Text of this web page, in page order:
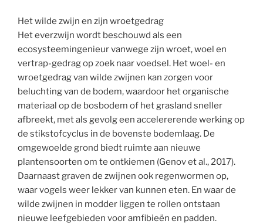
Het wilde zwijn en zijn wroetgedrag
Het everzwijn wordt beschouwd als een
ecosysteemingenieur vanwege zijn wroet, woel en
vertrap-gedrag op zoek naar voedsel. Het woel- en
wroetgedrag van wilde zwijnen kan zorgen voor
beluchting van de bodem, waardoor het organische
materiaal op de bosbodem of het grasland sneller
afbreekt, met als gevolg een accelererende werking op
de stikstofcyclus in de bovenste bodemlaag. De
omgewoelde grond biedt ruimte aan nieuwe
plantensoorten om te ontkiemen (Genov et al., 2017).
Daarnaast graven de zwijnen ook regenwormen op,
waar vogels weer lekker van kunnen eten. En waar de
wilde zwijnen in modder liggen te rollen ontstaan
nieuwe leefgebieden voor amfibieën en padden.